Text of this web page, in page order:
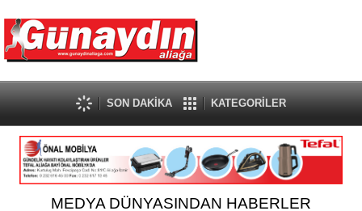
SON DAKİKA KATEGORİLER
MEDYA DÜNYASINDAN HABERLER